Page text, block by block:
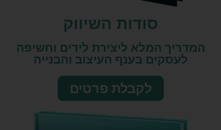
סודות השיווק​
המדריך המלא ליצירת לידים וחשיפה
לעסקים בענף העיצוב והבנייה
לקבלת פרטים